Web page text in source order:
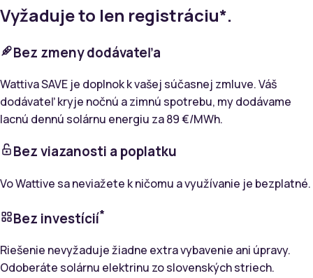
Vyžaduje to len registráciu*.
Bez zmeny dodávateľa
Wattiva SAVE je doplnok k vašej súčasnej zmluve. Váš
dodávateľ kryje nočnú a zimnú spotrebu, my dodávame
lacnú dennú solárnu energiu za 89 €/MWh.
Bezviazanosti a poplatku
Vo Wattive sa neviažete k ničomu a využívanie je bezplatné.
Bez investícií*
Riešenie nevyžaduje žiadne extra vybavenie ani úpravy.
Odoberáte solárnu elektrinu zo slovenských striech.